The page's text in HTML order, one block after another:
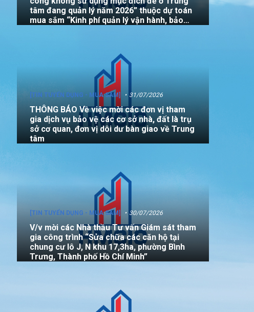
tâm đang quản lý năm 2026” thuộc dự toán
mua sắm “Kinh phí quản lý vận hành, bảo
[TIN TUYỂN DỤNG - MUA SẮM] 31/07/2026
THÔNG BÁO Về việc mời các đơn vị tham
gia dịch vụ bảo vệ các cơ sở nhà, đất là trụ
sở cơ quan, đơn vị dôi dư bàn giao về Trung
tâm
[TIN TUYỂN DỤNG - MUA SẮM] 30/07/2026
V/v mời các Nhà thầu Tư vấn Giám sát tham
gia công trình “Sửa chữa các căn hộ tại
chung cư lô J, N khu 17,3ha, phường Bình
Trưng, Thành phố Hồ Chí Minh”